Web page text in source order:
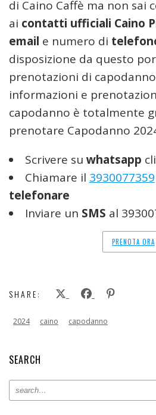
di Caino Caffè ma non sai
ai contatti ufficiali Caino
email e numero di
disposizione da questo
prenotazioni di
informazioni e
capodanno è totalmente
prenotare Capodanno
Scrivere su whatsapp
Chiamare il 3930077359
telefonare
Inviare un SMS al
PRENOTA ORA
SHARE:
2024 caino capodanno
SEARCH